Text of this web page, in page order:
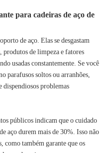
para cadeiras de aço de
de aço. Elas se desgastam
produtos de limpeza e fatores
usadas constantemente. Se você
parafusos soltos ou arranhões,
dispendiosos problemas
públicos indicam que o cuidado
aço durem mais de 30%. Isso não
como também garante que os